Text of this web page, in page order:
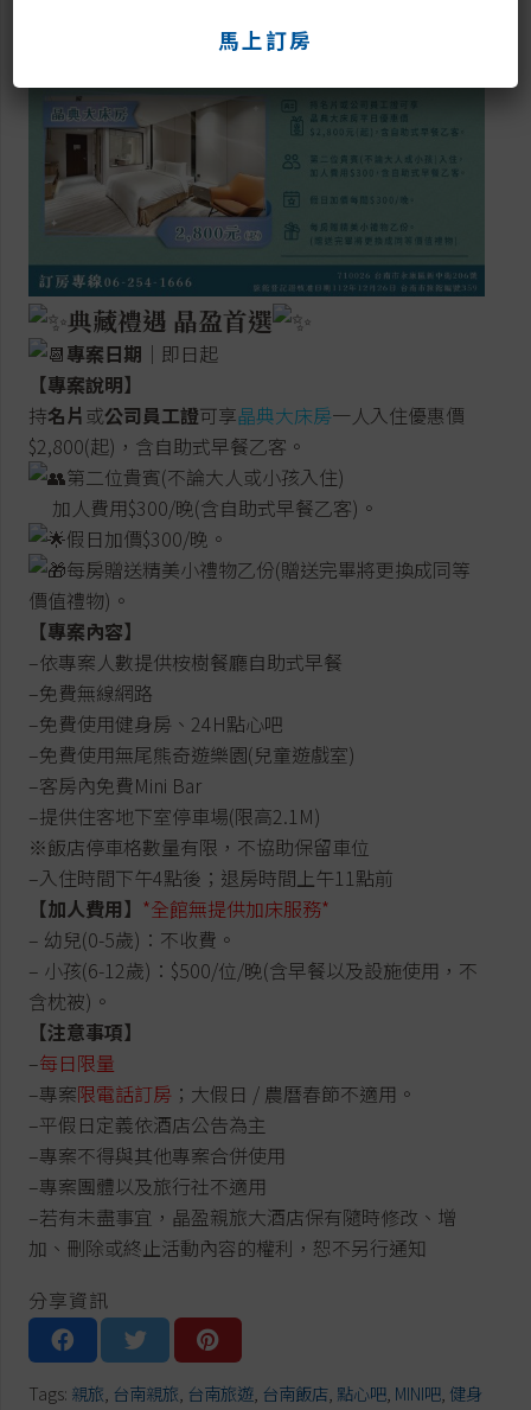
典藏禮遇 晶盈首選
專案日期 ｜即日起
【專案說明】
持名片或公司員工證可享晶典大床房一人入住優惠價
$2,800(起)，含自助式早餐乙客。
第二位貴賓(不論大人或小孩入住)
加人費用$300/晚(含自助式早餐乙客)。
假日加價$300/晚。
每房贈送精美小禮物乙份(贈送完畢將更換成同等
價值禮物)。
【專案內容】
–依專案人數提供桉樹餐廳自助式早餐
–免費無線網路
–免費使用健身房、24H點心吧
–免費使用無尾熊奇遊樂園(兒童遊戲室)
–客房內免費Mini Bar
–提供住客地下室停車場(限高2.1M)
※飯店停車格數量有限，不協助保留車位
–入住時間下午4點後；退房時間上午11點前
【加人費用】 *全館無提供加床服務*
– 幼兒(0-5歲)：不收費。
– 小孩(6-12歲)：$500/位/晚(含早餐以及設施使用，不
含枕被)。
【注意事項】
–每日限量
–專案限電話訂房 ；大假日 / 農曆春節不適用。
–平假日定義依酒店公告為主
–專案不得與其他專案合併使用
–專案團體以及旅行社不適用
–若有未盡事宜，晶盈親旅大酒店保有隨時修改、增
加、刪除或終止活動內容的權利，恕不另行通知
分享資訊
Tags: 親旅 台南親旅 台南旅遊 台南飯店 點心吧 MINI吧 健身
馬上訂房